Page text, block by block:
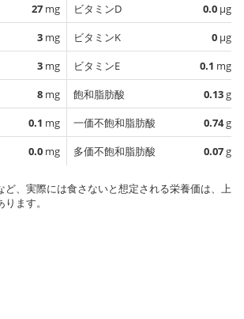
27 mg
3 mg
3 mg
8 mg
0.1 mg
0.0 mg
ビタミンD
0.0 µg
ビタミンK
0 µg
ビタミンE
0.1 mg
飽和脂肪酸
0.13g
一価不飽和脂肪酸
0.74g
多価不飽和脂肪酸
0.07g
ど、実際には食さないと想定される栄養価は、上
ます。